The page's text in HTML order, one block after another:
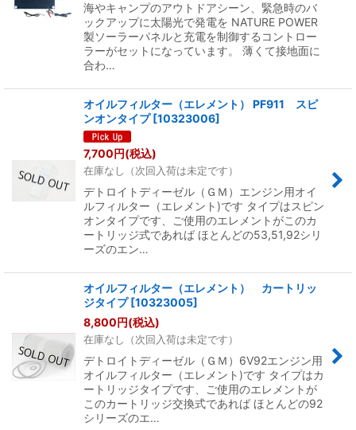
海やキャンプのアウトドアシーン、緊急時のバ
ックアップに太陽光で発電を NATURE POWER
製ソーラーパネルと充電を制御するコントロー
ラーがセットになっています。 薄くて接地面に
合わ…
オイルフィルター（エレメント） PF911 スピ
ンオンタイプ [10323006]
7,700円(税込)
在庫なし（次回入荷は未定です）
デトロイトディーゼル（ＧＭ）エンジン用オイ
ルフィルター（エレメント)です タイプはスピン
オンタイプです、ご使用のエレメントがこのカ
ートリッジ式であれば ほとんどの53,51,92シリ
ーズのエン…
オイルフィルター（エレメント） カートリッ
ジタイプ [10323005]
8,800円(税込)
在庫なし（次回入荷は未定です）
デトロイトディーゼル（ＧＭ）6V92エンジン用
オイルフィルター（エレメント)です タイプはカ
ートリッジタイプです、ご使用のエレメントが
このカートリッジ交換式であれば ほとんどの92
シリーズのエ…